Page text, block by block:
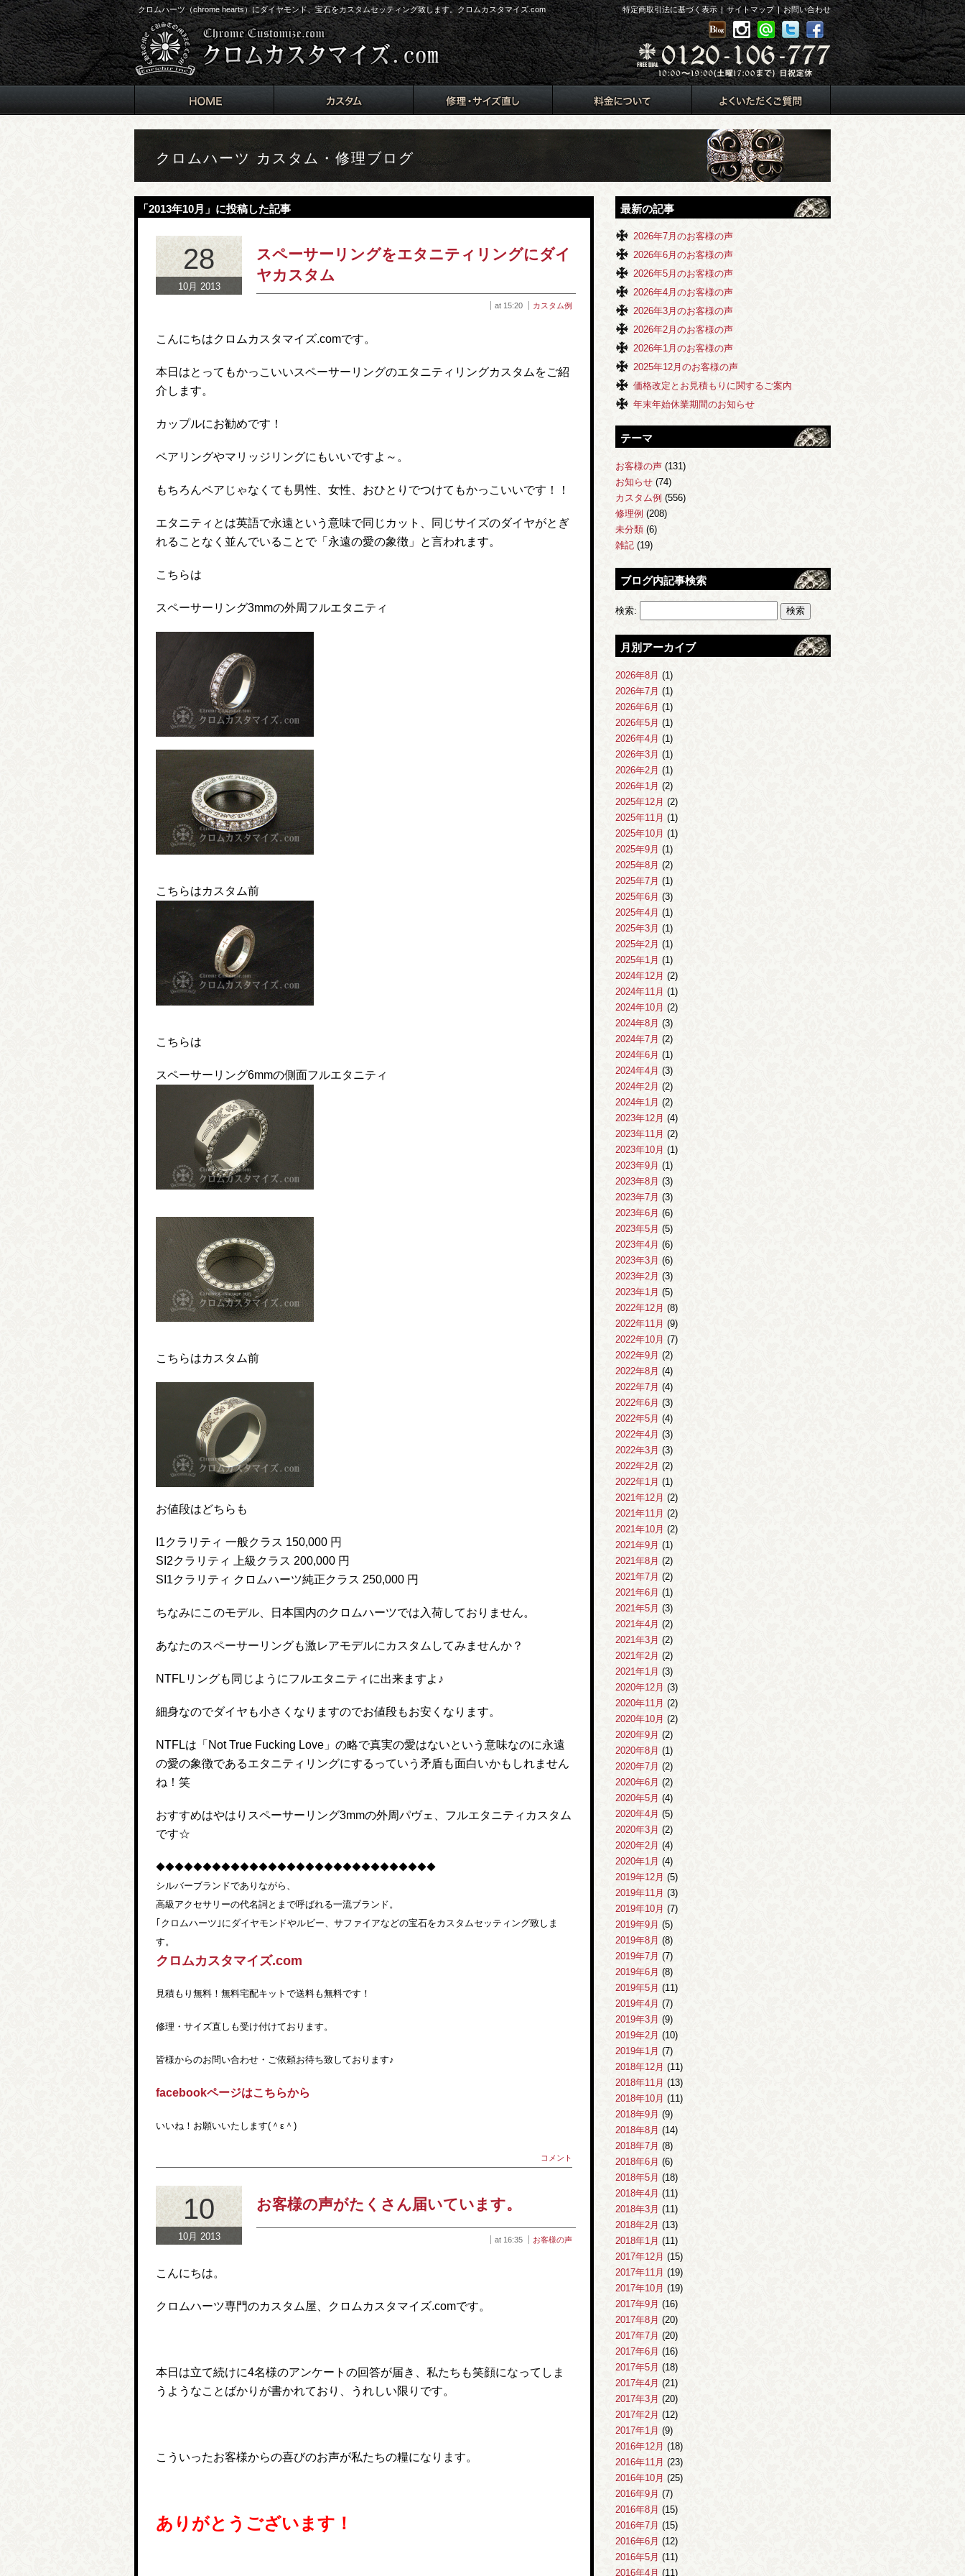
クロムハーツ（chrome hearts）にダイヤモンド、宝石をカスタムセッティング致します。クロムカスタマイズ.com お問い合わせ
|
サイトマップ
|
特定商取引法に基づく表示
クロムハーツ カスタム・修理ブログ
「2013年10月」に投稿した記事
28
10月 2013
スペーサーリングをエタニティリングにダイ
ヤカスタム
at 15:20 カスタム例
こんにちはクロムカスタマイズ.comです。
本日はとってもかっこいいスペーサーリングのエタニティリングカスタムをご紹
介します。
カップルにお勧めです！
ペアリングやマリッジリングにもいいですよ～。
もちろんペアじゃなくても男性、女性、おひとりでつけてもかっこいいです！！
エタニティとは英語で永遠という意味で同じカット、同じサイズのダイヤがとぎ
れることなく並んでいることで「永遠の愛の象徴」と言われます。
こちらは
スペーサーリング3mmの外周フルエタニティ
こちらはカスタム前
こちらは
スペーサーリング6mmの側面フルエタニティ
こちらはカスタム前
お値段はどちらも
I1クラリティ 一般クラス 150,000 円
SI2クラリティ 上級クラス 200,000 円
SI1クラリティ クロムハーツ純正クラス 250,000 円
ちなみにこのモデル、日本国内のクロムハーツでは入荷しておりません。
あなたのスペーサーリングも激レアモデルにカスタムしてみませんか？
NTFLリングも同じようにフルエタニティに出来ますよ♪
細身なのでダイヤも小さくなりますのでお値段もお安くなります。
NTFLは「Not True Fucking Love」の略で真実の愛はないという意味なのに永遠
の愛の象徴であるエタニティリングにするっていう矛盾も面白いかもしれません
ね！笑
おすすめはやはりスペーサーリング3mmの外周パヴェ、フルエタニティカスタム
です☆
◆◆◆◆◆◆◆◆◆◆◆◆◆◆◆◆◆◆◆◆◆◆◆◆◆◆◆◆◆◆
シルバーブランドでありながら、
高級アクセサリーの代名詞とまで呼ばれる一流ブランド。
｢クロムハーツ｣にダイヤモンドやルビー、サファイアなどの宝石をカスタムセッティング致しま
す。
クロムカスタマイズ.com
見積もり無料！無料宅配キットで送料も無料です！
修理・サイズ直しも受け付けております。
皆様からのお問い合わせ・ご依頼お待ち致しております♪
facebookページはこちらから
いいね！お願いいたします(＾ε＾)
コメント
10
10月 2013
お客様の声がたくさん届いています。
at 16:35 お客様の声
こんにちは。
クロムハーツ専門のカスタム屋、クロムカスタマイズ.comです。
本日は立て続けに4名様のアンケートの回答が届き、私たちも笑顔になってしま
うようなことばかりが書かれており、うれしい限りです。
こういったお客様からの喜びのお声が私たちの糧になります。
ありがとうございます！
最新の記事
2026年7月のお客様の声
2026年6月のお客様の声
2026年5月のお客様の声
2026年4月のお客様の声
2026年3月のお客様の声
2026年2月のお客様の声
2026年1月のお客様の声
2025年12月のお客様の声
価格改定とお見積もりに関するご案内
年末年始休業期間のお知らせ
テーマ
お客様の声 (131)
お知らせ (74)
カスタム例 (556)
修理例 (208)
未分類 (6)
雑記 (19)
ブログ内記事検索
検索:
月別アーカイブ
2026年8月 (1)
2026年7月 (1)
2026年6月 (1)
2026年5月 (1)
2026年4月 (1)
2026年3月 (1)
2026年2月 (1)
2026年1月 (2)
2025年12月 (2)
2025年11月 (1)
2025年10月 (1)
2025年9月 (1)
2025年8月 (2)
2025年7月 (1)
2025年6月 (3)
2025年4月 (1)
2025年3月 (1)
2025年2月 (1)
2025年1月 (1)
2024年12月 (2)
2024年11月 (1)
2024年10月 (2)
2024年8月 (3)
2024年7月 (2)
2024年6月 (1)
2024年4月 (3)
2024年2月 (2)
2024年1月 (2)
2023年12月 (4)
2023年11月 (2)
2023年10月 (1)
2023年9月 (1)
2023年8月 (3)
2023年7月 (3)
2023年6月 (6)
2023年5月 (5)
2023年4月 (6)
2023年3月 (6)
2023年2月 (3)
2023年1月 (5)
2022年12月 (8)
2022年11月 (9)
2022年10月 (7)
2022年9月 (2)
2022年8月 (4)
2022年7月 (4)
2022年6月 (3)
2022年5月 (4)
2022年4月 (3)
2022年3月 (3)
2022年2月 (2)
2022年1月 (1)
2021年12月 (2)
2021年11月 (2)
2021年10月 (2)
2021年9月 (1)
2021年8月 (2)
2021年7月 (2)
2021年6月 (1)
2021年5月 (3)
2021年4月 (2)
2021年3月 (2)
2021年2月 (2)
2021年1月 (3)
2020年12月 (3)
2020年11月 (2)
2020年10月 (2)
2020年9月 (2)
2020年8月 (1)
2020年7月 (2)
2020年6月 (2)
2020年5月 (4)
2020年4月 (5)
2020年3月 (2)
2020年2月 (4)
2020年1月 (4)
2019年12月 (5)
2019年11月 (3)
2019年10月 (7)
2019年9月 (5)
2019年8月 (8)
2019年7月 (7)
2019年6月 (8)
2019年5月 (11)
2019年4月 (7)
2019年3月 (9)
2019年2月 (10)
2019年1月 (7)
2018年12月 (11)
2018年11月 (13)
2018年10月 (11)
2018年9月 (9)
2018年8月 (14)
2018年7月 (8)
2018年6月 (6)
2018年5月 (18)
2018年4月 (11)
2018年3月 (11)
2018年2月 (13)
2018年1月 (11)
2017年12月 (15)
2017年11月 (19)
2017年10月 (19)
2017年9月 (16)
2017年8月 (20)
2017年7月 (20)
2017年6月 (16)
2017年5月 (18)
2017年4月 (21)
2017年3月 (20)
2017年2月 (12)
2017年1月 (9)
2016年12月 (18)
2016年11月 (23)
2016年10月 (25)
2016年9月 (7)
2016年8月 (15)
2016年7月 (15)
2016年6月 (12)
2016年5月 (11)
2016年4月 (11)